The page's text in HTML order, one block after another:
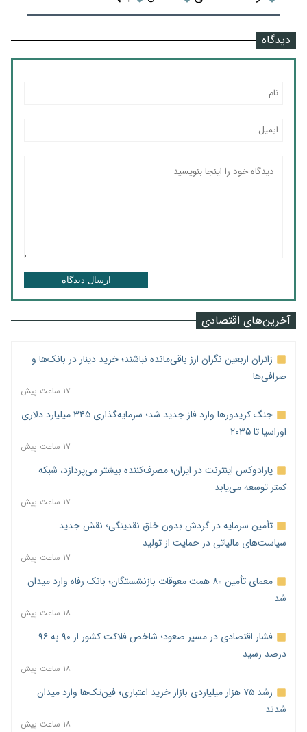
دیدگاه
ارسال دیدگاه
آخرین‌های اقتصادی
زائران اربعین نگران ارز باقی‌مانده نباشند؛ خرید دینار در بانک‌ها و
صرافی‌ها
۱۷ ساعت پیش
جنگ کریدورها وارد فاز جدید شد؛ سرمایه‌گذاری ۳۴۵ میلیارد دلاری
اوراسیا تا ۲۰۳۵
۱۷ ساعت پیش
پارادوکس اینترنت در ایران؛ مصرف‌کننده بیشتر می‌پردازد، شبکه
کمتر توسعه می‌یابد
۱۷ ساعت پیش
تأمین سرمایه در گردش بدون خلق نقدینگی؛ نقش جدید
سیاست‌های مالیاتی در حمایت از تولید
۱۷ ساعت پیش
معمای تأمین ۸۰ همت معوقات بازنشستگان؛ بانک رفاه وارد میدان
شد
۱۸ ساعت پیش
فشار اقتصادی در مسیر صعود؛ شاخص فلاکت کشور از ۹۰ به ۹۶
درصد رسید
۱۸ ساعت پیش
رشد ۷۵ هزار میلیاردی بازار خرید اعتباری؛ فین‌تک‌ها وارد میدان
شدند
۱۸ ساعت پیش